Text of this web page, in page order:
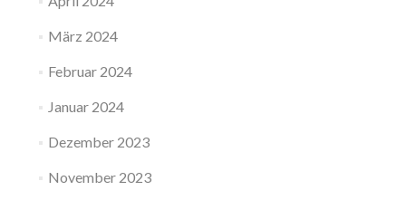
März 2024
Februar 2024
Januar 2024
Dezember 2023
November 2023